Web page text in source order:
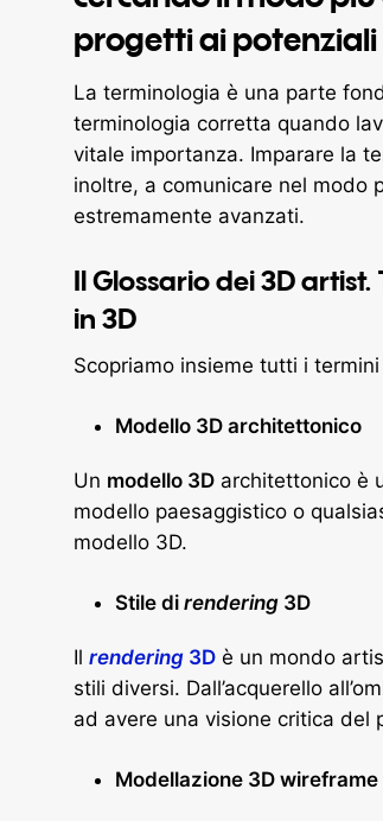
progetti ai potenziali
La terminologia è una parte
terminologia corretta quando
vitale importanza. Imparare la
inoltre, a comunicare nel modo
estremamente avanzati.
Il Glossario dei 3D
in 3D
Scopriamo insieme tutti i
Modello 3D architettonico
Un modello 3D architettonico è
modello paesaggistico o
modello 3D.
Stile di rendering 3D
Il rendering 3D è un mondo
stili diversi. Dall’acquerello
ad avere una visione critica del
Modellazione 3D wireframe